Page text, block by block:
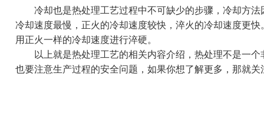
冷却也是热处理工艺过程中不可缺少的步骤，冷却方法
冷却速度最慢，正火的冷却速度较快，淬火的冷却速度更
用正火一样的冷却速度进行淬硬。
以上就是热处理工艺的相关内容介绍，热处理不是一个
也要注意生产过程的安全问题，如果你想了解更多，那就关